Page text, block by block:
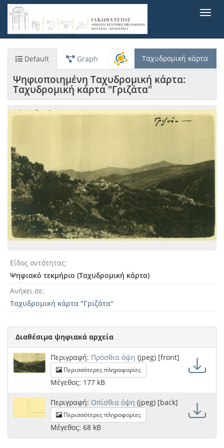
Παράκαμψη
προς
κυρίως
Default Graph Ταχυδρομική κάρτα
Ψηφιοποιημένη Ταχυδρομική κάρτα:
Ταχυδρομική κάρτα "Γριζάτα"
Είδος οντότητας
Ψηφιακό τεκμήριο (Ταχυδρομική κάρτα)
Ανήκει σε
Ταχυδρομική κάρτα "Γριζάτα"
Διαθέσιμα ψηφιακά αρχεία
Περιγραφή: Πρόσθια όψη (jpeg) [front]
Περισσότερες πληροφορίες
Μέγεθος: 177 kB
Περιγραφή: Οπίσθια όψη (jpeg) [back]
Περισσότερες πληροφορίες
Μέγεθος: 68 kB